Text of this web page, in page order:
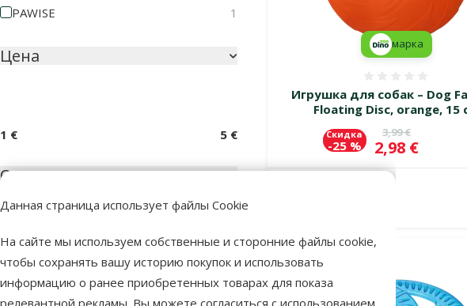
Данная страница использует файлы Cookie
На сайте мы используем собственные и сторонние файлы cookie,
чтобы сохранять вашу историю покупок и использовать
информацию о ранее приобретенных товарах для показа
релевантной рекламы. Вы можете согласиться с использованием
PAWISE
1
Цена
1 € 5 €
Оценка
Оценка 100%
0
Оценка 80%
0
Оценка 60%
0
Оценка 40%
0
Игрушка для собак – Dog
Floating Disc, orange, 15
Исходная цена
3,99 €
Цена
2,98 €
Скидка
-25 %
марка